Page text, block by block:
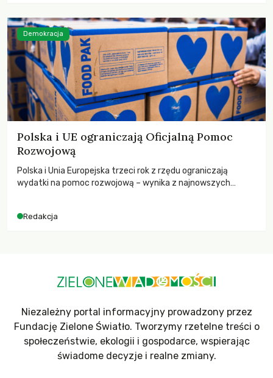
Polska i UE ograniczają Oficjalną Pomoc
Rozwojową
Polska i Unia Europejska trzeci rok z rzędu ograniczają
wydatki na pomoc rozwojową – wynika z najnowszych
odnotowano największe tąpnięcie ODA w historii. Jakie będą
Redakcja
Demokracja
Niezależny portal informacyjny prowadzony przez
Fundację Zielone Światło. Tworzymy rzetelne treści o
społeczeństwie, ekologii i gospodarce, wspierając
świadome decyzje i realne zmiany.